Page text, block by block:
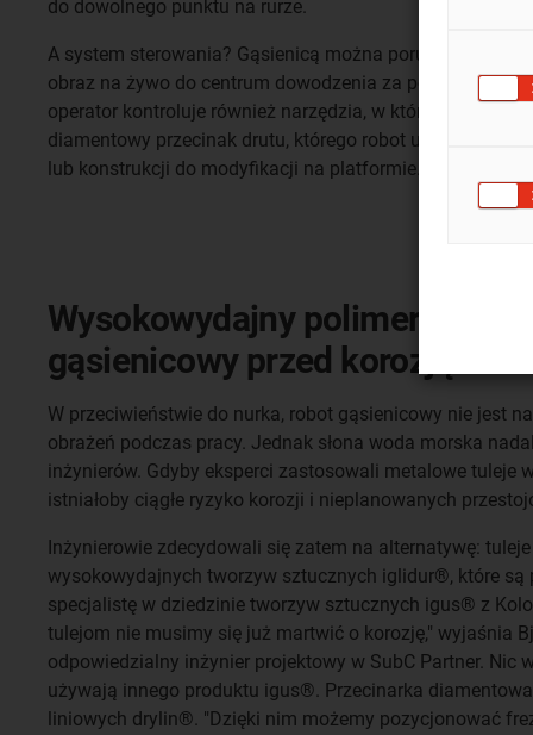
do dowolnego punktu na rurze.
A system sterowania? Gąsienicą można poruszać za
obraz na żywo do centrum dowodzenia za
operator kontroluje również narzędzia, w które robot może
diamentowy przecinak drutu, którego robot używa do
lub konstrukcji do modyfikacji na platformie.
Wysokowydajny polimer chroni
gąsienicowy przed korozją
W przeciwieństwie do nurka, robot gąsienicowy nie jest
obrażeń podczas pracy. Jednak słona woda morska
inżynierów. Gdyby eksperci zastosowali metalowe tuleje
istniałoby ciągłe ryzyko korozji i nieplanowanych
Inżynierowie zdecydowali się zatem na alternatywę:
wysokowydajnych tworzyw sztucznych iglidur®, które są
specjalistę w dziedzinie tworzyw sztucznych igus® z
tulejom nie musimy się już martwić o korozję," wyjaśnia
odpowiedzialny inżynier projektowy w SubC Partner. Nic
używają innego produktu igus®. Przecinarka
liniowych drylin®. "Dzięki nim możemy pozycjonować